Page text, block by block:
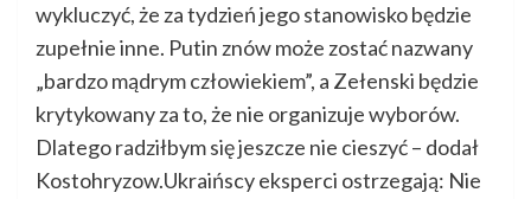
wykluczyć, że za tydzień jego stanowisko będzie
zupełnie inne. Putin znów może zostać nazwany
„bardzo mądrym człowiekiem”, a Zełenski będzie
krytykowany za to, że nie organizuje wyborów.
Dlatego radziłbym się jeszcze nie cieszyć – dodał
Kostohryzow.Ukraińscy eksperci ostrzegają: Nie